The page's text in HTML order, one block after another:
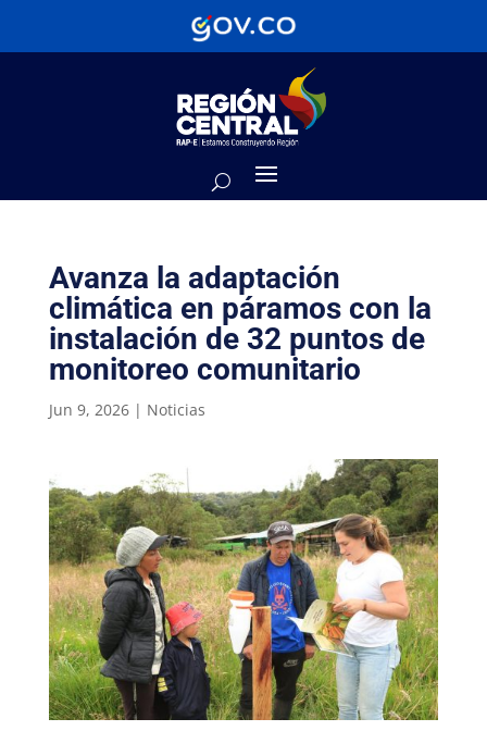
Avanza la adaptación
climática en páramos con la
instalación de 32 puntos de
monitoreo comunitario
Jun 9, 2026| Noticias